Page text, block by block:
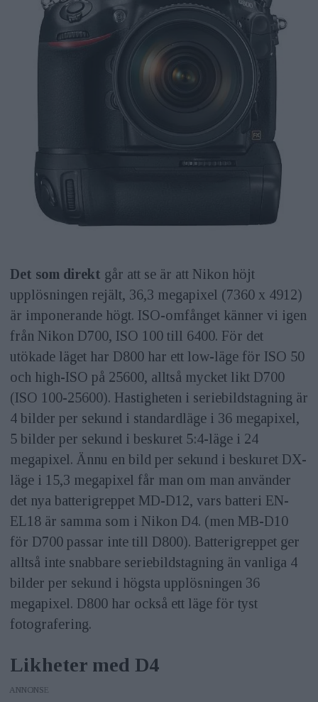
Det som direkt går att se är att Nikon höjt
upplösningen rejält, 36,3 megapixel (7360 x 4912)
är imponerande högt. ISO-omfånget känner vi igen
från Nikon D700, ISO 100 till 6400. För det
utökade läget har D800 har ett low-läge för ISO 50
och high-ISO på 25600, alltså mycket likt D700
(ISO 100-25600). Hastigheten i seriebildstagning är
4 bilder per sekund i standardläge i 36 megapixel,
5 bilder per sekund i beskuret 5:4-läge i 24
megapixel. Ännu en bild per sekund i beskuret DX-
läge i 15,3 megapixel får man om man använder
det nya batterigreppet MD-D12, vars batteri EN-
EL18 är samma som i Nikon D4. (men MB-D10
för D700 passar inte till D800). Batterigreppet ger
alltså inte snabbare seriebildstagning än vanliga 4
bilder per sekund i högsta upplösningen 36
megapixel. D800 har också ett läge för tyst
fotografering.
Likheter med D4
ANNONS